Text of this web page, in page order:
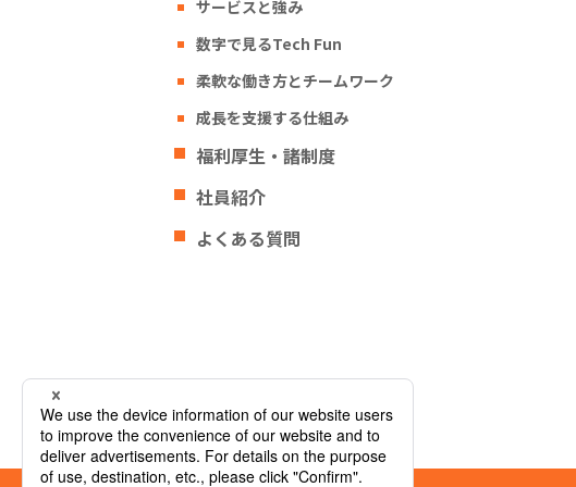
サービスと強み
数字で見るTech Fun
柔軟な働き方とチームワーク
成長を支援する仕組み
福利厚生・諸制度
社員紹介
よくある質問